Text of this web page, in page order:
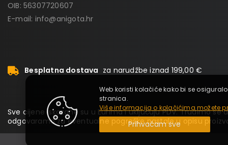
OIB: 56307720607
E-mail: info@anigota.hr
Besplatna dostava za narudžbe iznad 199,00 €
Sve cijene iskazane su u Eurima i uključuju PDV. Trudimo
odgovaramo za eventualne pogreške nastale u opisu
Web koristi kolačiće kako bi se
stranica.
Više informacija o kolačićima možete
Prihvaćam sve